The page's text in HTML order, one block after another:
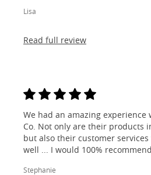
Lisa
Read full review
We had an amazing experience
Co. Not only are their products
but also their customer
well ... I would 100%
Stephanie